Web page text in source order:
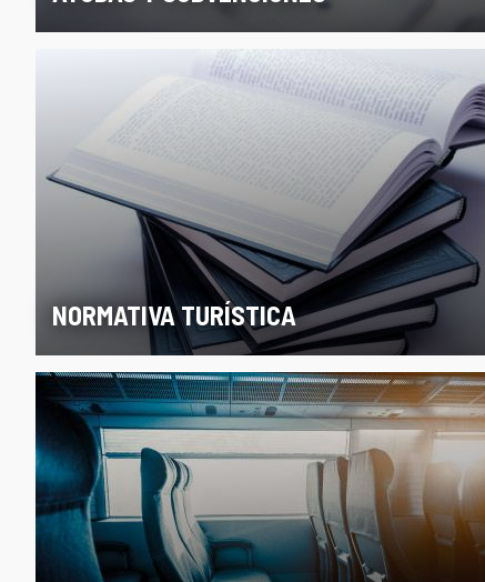
NORMATIVA TURÍSTICA